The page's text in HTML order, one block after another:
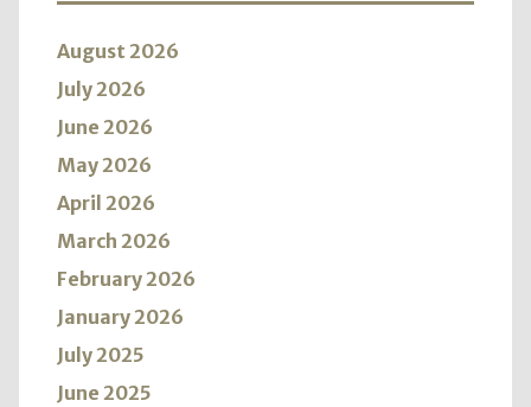
August 2026
July 2026
June 2026
May 2026
April 2026
March 2026
February 2026
January 2026
July 2025
June 2025